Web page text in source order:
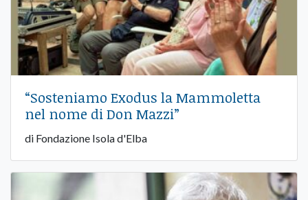
“Sosteniamo Exodus la Mammoletta
nel nome di Don Mazzi”
di Fondazione Isola d'Elba